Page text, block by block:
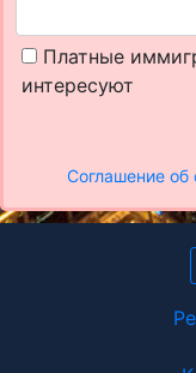
Платные
интересуют
Соглашение об